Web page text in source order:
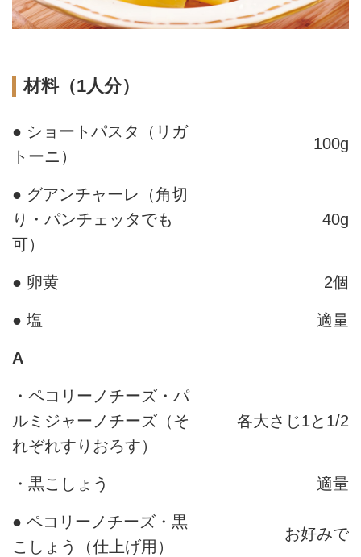
材料（1人分）
● ショートパスタ（リガ
トーニ）
100g
● グアンチャーレ（角切
り・パンチェッタでも
可）
40g
● 卵黄 2個
● 塩 適量
A
・ペコリーノチーズ・パ
ルミジャーノチーズ（そ
れぞれすりおろす）
各大さじ1と1/2
・黒こしょう 適量
● ペコリーノチーズ・黒
こしょう（仕上げ用）
お好みで